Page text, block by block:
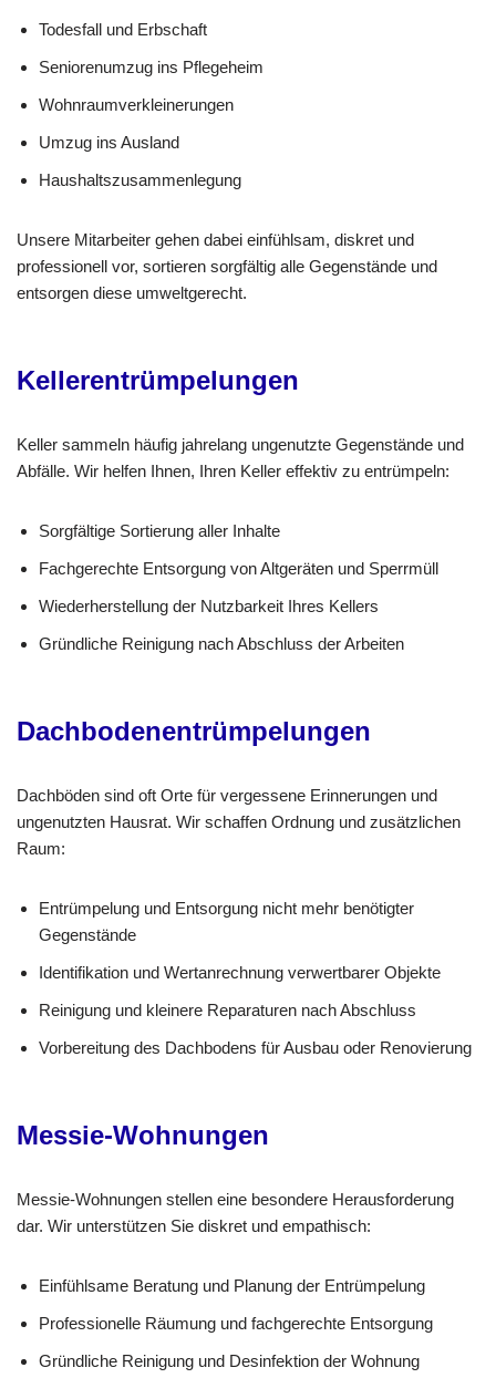
Todesfall und Erbschaft
Seniorenumzug ins Pflegeheim
Wohnraumverkleinerungen
Umzug ins Ausland
Haushaltszusammenlegung
Unsere Mitarbeiter gehen dabei einfühlsam, diskret und
professionell vor, sortieren sorgfältig alle Gegenstände und
entsorgen diese umweltgerecht.
Kellerentrümpelungen
Keller sammeln häufig jahrelang ungenutzte Gegenstände und
Abfälle. Wir helfen Ihnen, Ihren Keller effektiv zu entrümpeln:
Sorgfältige Sortierung aller Inhalte
Fachgerechte Entsorgung von Altgeräten und Sperrmüll
Wiederherstellung der Nutzbarkeit Ihres Kellers
Gründliche Reinigung nach Abschluss der Arbeiten
Dachbodenentrümpelungen
Dachböden sind oft Orte für vergessene Erinnerungen und
ungenutzten Hausrat. Wir schaffen Ordnung und zusätzlichen
Raum:
Entrümpelung und Entsorgung nicht mehr benötigter
Gegenstände
Identifikation und Wertanrechnung verwertbarer Objekte
Reinigung und kleinere Reparaturen nach Abschluss
Vorbereitung des Dachbodens für Ausbau oder Renovierung
Messie-Wohnungen
Messie-Wohnungen stellen eine besondere Herausforderung
dar. Wir unterstützen Sie diskret und empathisch:
Einfühlsame Beratung und Planung der Entrümpelung
Professionelle Räumung und fachgerechte Entsorgung
Gründliche Reinigung und Desinfektion der Wohnung